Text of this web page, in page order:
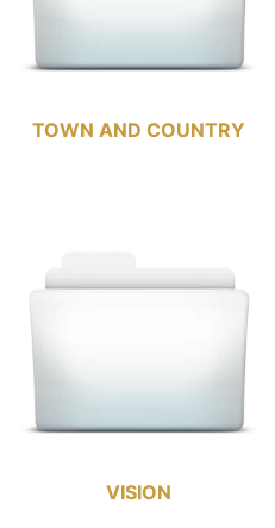
TOWN AND COUNTRY
VISION